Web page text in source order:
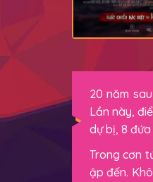
20 năm
Lần này,
dự bị, 8
Trong cơn
ập đến.